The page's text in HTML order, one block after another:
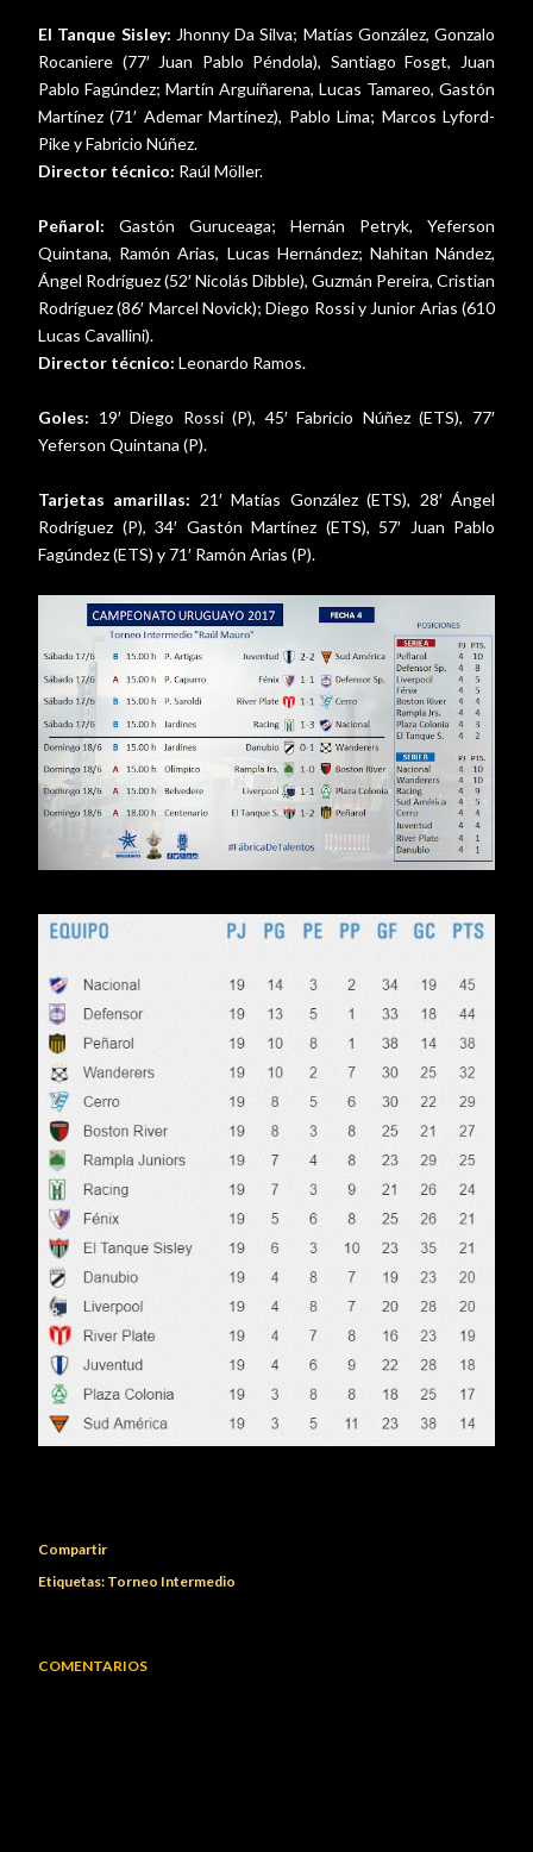
El Tanque Sisley: Jhonny Da Silva; Matías González, Gonzalo
Rocaniere (77′ Juan Pablo Péndola), Santiago Fosgt, Juan
Pablo Fagúndez; Martín Arguiñarena, Lucas Tamareo, Gastón
Martínez (71′ Ademar Martínez), Pablo Lima; Marcos Lyford-
Pike y Fabricio Núñez.
Director técnico: Raúl Möller.
Peñarol: Gastón Guruceaga; Hernán Petryk, Yeferson
Quintana, Ramón Arias, Lucas Hernández; Nahitan Nández,
Ángel Rodríguez (52′ Nicolás Dibble), Guzmán Pereira, Cristian
Rodríguez (86′ Marcel Novick); Diego Rossi y Junior Arias (610
Lucas Cavallini).
Director técnico: Leonardo Ramos.
Goles: 19′ Diego Rossi (P), 45′ Fabricio Núñez (ETS), 77′
Yeferson Quintana (P).
Tarjetas amarillas: 21′ Matías González (ETS), 28′ Ángel
Rodríguez (P), 34′ Gastón Martínez (ETS), 57′ Juan Pablo
Fagúndez (ETS) y 71′ Ramón Arias (P).
Compartir
Etiquetas: Torneo Intermedio
COMENTARIOS